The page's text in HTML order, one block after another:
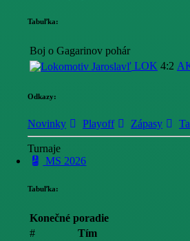
Tabuľka:
Boj o Gagarinov pohár
LOK 4:2
Odkazy:
Novinky Playoff Zápasy
Turnaje
MS 2026
Tabuľka:
Konečné poradie
#
Tím